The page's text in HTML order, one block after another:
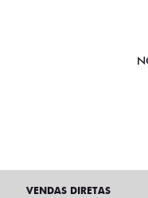
VENDAS DIRETAS